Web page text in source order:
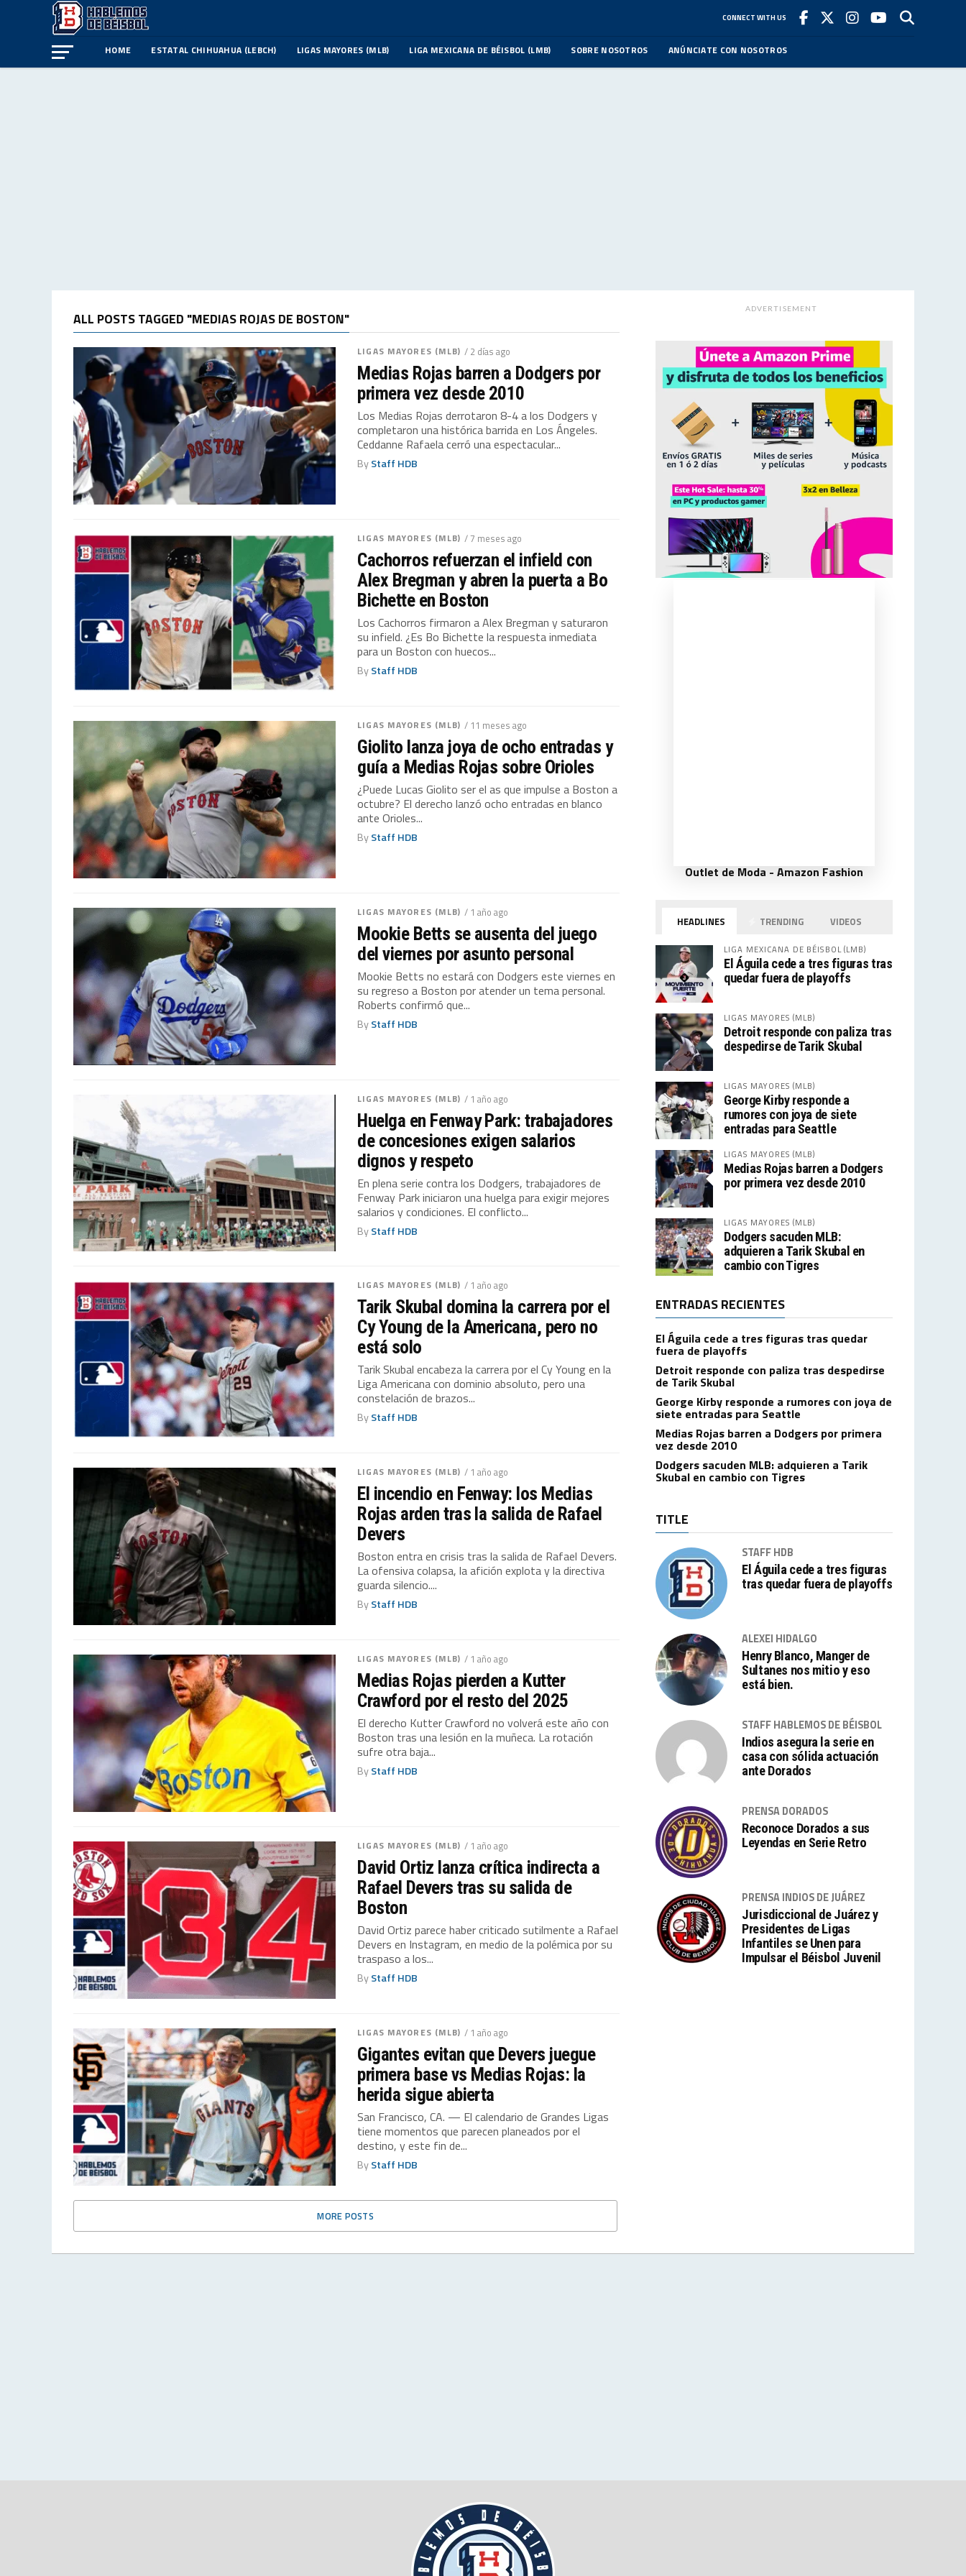
CONNECT WITH US
HOME ESTATAL CHIHUAHUA (LEBCH) LIGAS MAYORES (MLB) LIGA MEXICANA DE BÉISBOL (LMB) SOBRE NOSOTROS ANÚNCIATE CON NOSOTROS
ALL POSTS TAGGED "MEDIAS ROJAS DE BOSTON"
LIGAS MAYORES (MLB) / 2 días ago
Medias Rojas barren a Dodgers por
primera vez desde 2010
Los Medias Rojas derrotaron 8-4 a los Dodgers y
completaron una histórica barrida en Los Ángeles.
Ceddanne Rafaela cerró una espectacular...
ByStaff HDB
LIGAS MAYORES (MLB) / 7 meses ago
Cachorros refuerzan el infield con
Alex Bregman y abren la puerta a Bo
Bichette en Boston
Los Cachorros firmaron a Alex Bregman y saturaron
su infield. ¿Es Bo Bichette la respuesta inmediata
para un Boston con huecos...
ByStaff HDB
LIGAS MAYORES (MLB) / 11 meses ago
Giolito lanza joya de ocho entradas y
guía a Medias Rojas sobre Orioles
¿Puede Lucas Giolito ser el as que impulse a Boston a
octubre? El derecho lanzó ocho entradas en blanco
ante Orioles...
ByStaff HDB
LIGAS MAYORES (MLB) / 1 año ago
Mookie Betts se ausenta del juego
del viernes por asunto personal
Mookie Betts no estará con Dodgers este viernes en
su regreso a Boston por atender un tema personal.
Roberts confirmó que...
ByStaff HDB
LIGAS MAYORES (MLB) / 1 año ago
Huelga en Fenway Park: trabajadores
de concesiones exigen salarios
dignos y respeto
En plena serie contra los Dodgers, trabajadores de
Fenway Park iniciaron una huelga para exigir mejores
salarios y condiciones. El conflicto...
ByStaff HDB
LIGAS MAYORES (MLB) / 1 año ago
Tarik Skubal domina la carrera por el
Cy Young de la Americana, pero no
está solo
Tarik Skubal encabeza la carrera por el Cy Young en la
Liga Americana con dominio absoluto, pero una
constelación de brazos...
ByStaff HDB
LIGAS MAYORES (MLB) / 1 año ago
El incendio en Fenway: los Medias
Rojas arden tras la salida de Rafael
Devers
Boston entra en crisis tras la salida de Rafael Devers.
La ofensiva colapsa, la afición explota y la directiva
guarda silencio....
ByStaff HDB
LIGAS MAYORES (MLB) / 1 año ago
Medias Rojas pierden a Kutter
Crawford por el resto del 2025
El derecho Kutter Crawford no volverá este año con
Boston tras una lesión en la muñeca. La rotación
sufre otra baja...
ByStaff HDB
LIGAS MAYORES (MLB) / 1 año ago
David Ortiz lanza crítica indirecta a
Rafael Devers tras su salida de
Boston
David Ortiz parece haber criticado sutilmente a Rafael
Devers en Instagram, en medio de la polémica por su
traspaso a los...
ByStaff HDB
LIGAS MAYORES (MLB) / 1 año ago
Gigantes evitan que Devers juegue
primera base vs Medias Rojas: la
herida sigue abierta
San Francisco, CA. — El calendario de Grandes Ligas
tiene momentos que parecen planeados por el
destino, y este fin de...
ByStaff HDB
MORE POSTS
ADVERTISEMENT
Outlet de Moda - Amazon Fashion
HEADLINES TRENDING VIDEOS
LIGA MEXICANA DE BÉISBOL (LMB)
El Águila cede a tres figuras tras
quedar fuera de playoffs
LIGAS MAYORES (MLB)
Detroit responde con paliza tras
despedirse de Tarik Skubal
LIGAS MAYORES (MLB)
George Kirby responde a
rumores con joya de siete
entradas para Seattle
LIGAS MAYORES (MLB)
Medias Rojas barren a Dodgers
por primera vez desde 2010
LIGAS MAYORES (MLB)
Dodgers sacuden MLB:
adquieren a Tarik Skubal en
cambio con Tigres
ENTRADAS RECIENTES
El Águila cede a tres figuras tras quedar
fuera de playoffs
Detroit responde con paliza tras despedirse
de Tarik Skubal
George Kirby responde a rumores con joya de
siete entradas para Seattle
Medias Rojas barren a Dodgers por primera
vez desde 2010
Dodgers sacuden MLB: adquieren a Tarik
Skubal en cambio con Tigres
TITLE
STAFF HDB
El Águila cede a tres figuras
tras quedar fuera de playoffs
ALEXEI HIDALGO
Henry Blanco, Manger de
Sultanes nos mitio y eso
está bien.
STAFF HABLEMOS DE BÉISBOL
Indios asegura la serie en
casa con sólida actuación
ante Dorados
PRENSA DORADOS
Reconoce Dorados a sus
Leyendas en Serie Retro
PRENSA INDIOS DE JUÁREZ
Jurisdiccional de Juárez y
Presidentes de Ligas
Infantiles se Unen para
Impulsar el Béisbol Juvenil